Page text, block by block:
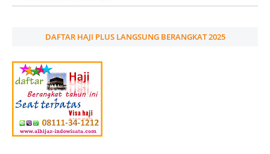
DAFTAR HAJI PLUS LANGSUNG BERANGKAT 2025